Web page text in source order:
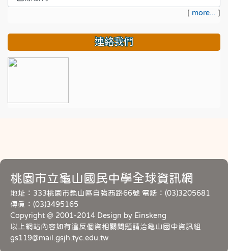
[ more... ]
連絡我們
桃園市立龜山國民中學全球資訊網
地址：333桃園市龜山區自強西路66號 電話：(03)3205681
傳真：(03)3495165
Copyright @ 2001-2014 Design by Einskeng
以上網站內容如有違反個資相關問題請洽龜山國中資訊組
gs119@mail.gsjh.tyc.edu.tw